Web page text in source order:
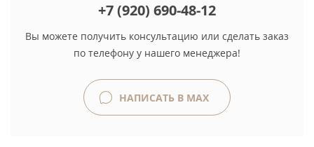
+7 (920) 690-48-12
Вы можете получить консультацию или сделать заказ
по телефону у нашего менеджера!
НАПИСАТЬ В MAX